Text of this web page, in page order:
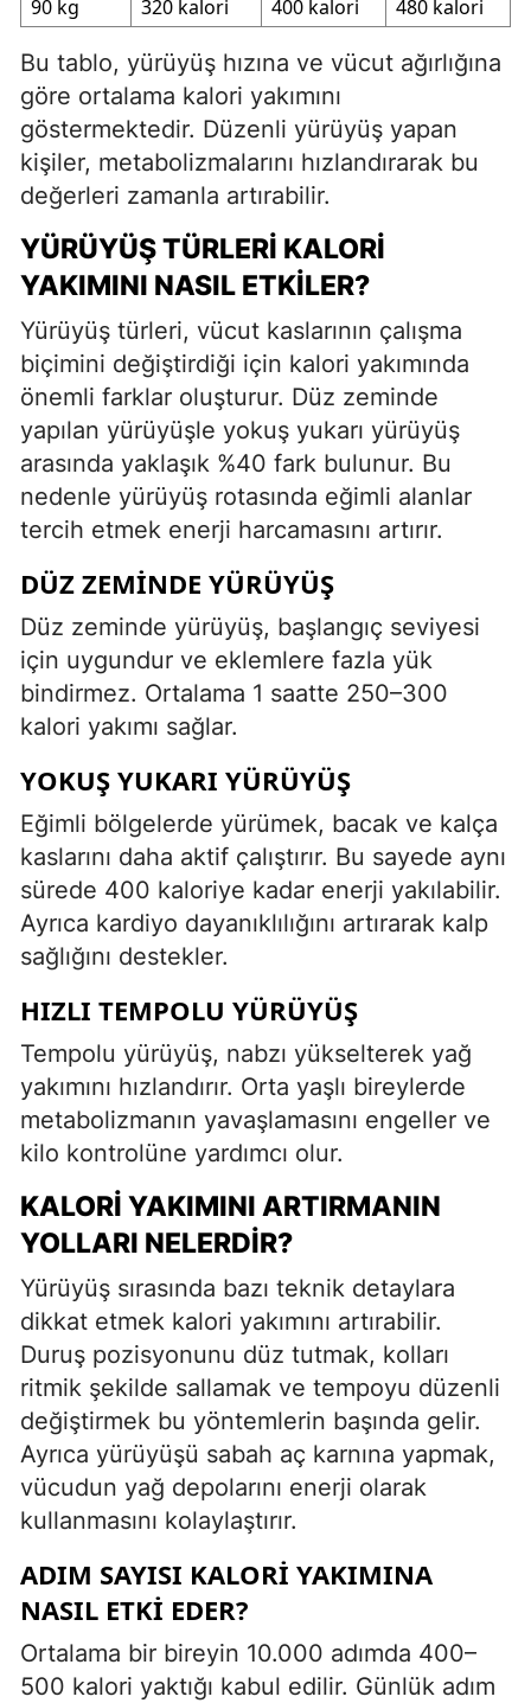
90 kg 320 kalori 400 kalori 480 kalori
Bu tablo, yürüyüş hızına ve vücut ağırlığına
göre ortalama kalori yakımını
göstermektedir. Düzenli yürüyüş yapan
kişiler, metabolizmalarını hızlandırarak bu
değerleri zamanla artırabilir.
YÜRÜYÜŞ TÜRLERI KALORI
YAKIMINI NASIL ETKILER?
Yürüyüş türleri, vücut kaslarının çalışma
biçimini değiştirdiği için kalori yakımında
önemli farklar oluşturur. Düz zeminde
yapılan yürüyüşle yokuş yukarı yürüyüş
arasında yaklaşık %40 fark bulunur. Bu
nedenle yürüyüş rotasında eğimli alanlar
tercih etmek enerji harcamasını artırır.
DÜZ ZEMINDE YÜRÜYÜŞ
Düz zeminde yürüyüş, başlangıç seviyesi
için uygundur ve eklemlere fazla yük
bindirmez. Ortalama 1 saatte 250–300
kalori yakımı sağlar.
YOKUŞ YUKARI YÜRÜYÜŞ
Eğimli bölgelerde yürümek, bacak ve kalça
kaslarını daha aktif çalıştırır. Bu sayede aynı
sürede 400 kaloriye kadar enerji yakılabilir.
Ayrıca kardiyo dayanıklılığını artırarak kalp
sağlığını destekler.
HIZLI TEMPOLU YÜRÜYÜŞ
Tempolu yürüyüş, nabzı yükselterek yağ
yakımını hızlandırır. Orta yaşlı bireylerde
metabolizmanın yavaşlamasını engeller ve
kilo kontrolüne yardımcı olur.
KALORI YAKIMINI ARTIRMANIN
YOLLARI NELERDIR?
Yürüyüş sırasında bazı teknik detaylara
dikkat etmek kalori yakımını artırabilir.
Duruş pozisyonunu düz tutmak, kolları
ritmik şekilde sallamak ve tempoyu düzenli
değiştirmek bu yöntemlerin başında gelir.
Ayrıca yürüyüşü sabah aç karnına yapmak,
vücudun yağ depolarını enerji olarak
kullanmasını kolaylaştırır.
ADIM SAYISI KALORI YAKIMINA
NASIL ETKI EDER?
Ortalama bir bireyin 10.000 adımda 400–
500 kalori yaktığı kabul edilir. Günlük adım